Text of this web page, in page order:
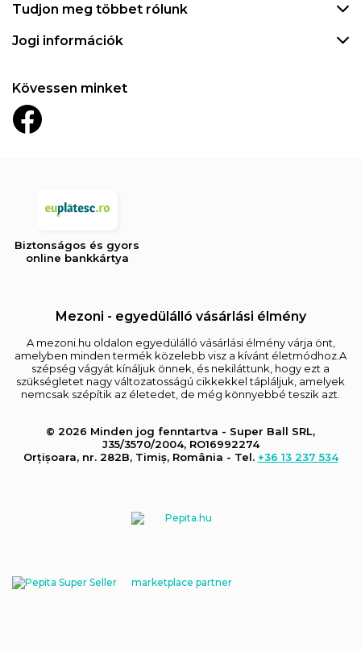
Tudjon meg többet rólunk
Jogi információk
Kövessen minket
Biztonságos és gyors
online bankkártya
Mezoni - egyedülálló vásárlási élmény
A mezoni.hu oldalon egyedülálló vásárlási élmény várja önt,
amelyben minden termék közelebb visz a kívánt életmódhoz.A
szépség vágyát kínáljuk önnek, és nekiláttunk, hogy ezt a
szükségletet nagy változatosságú cikkekkel tápláljuk, amelyek
nemcsak szépítik az életedet, de még könnyebbé teszik azt.
© 2026 Minden jog fenntartva - Super Ball SRL,
J35/3570/2004, RO16992274
Orțișoara, nr. 282B, Timiș, România - Tel. +36 13 237 534
marketplace partner